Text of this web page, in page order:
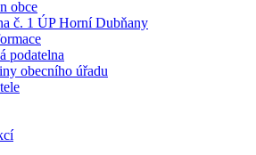
obce
č. 1 ÚP Horní Dubňany
podatelna
obecního úřadu